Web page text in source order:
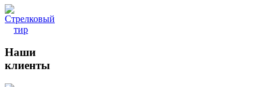
Наши
клиенты